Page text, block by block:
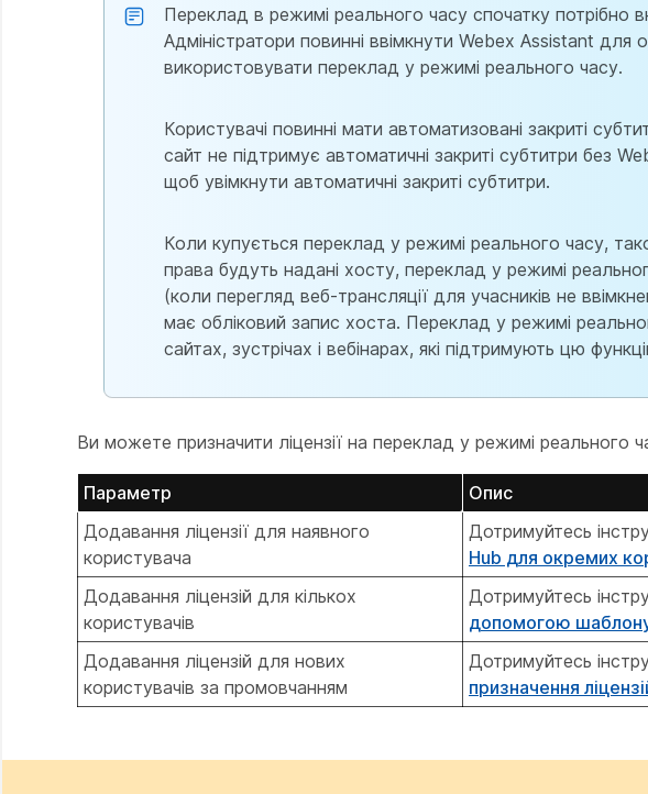
Переклад в режимі реального часу спочатку потрібно
Адміністратори повинні ввімкнути Webex Assistant для
використовувати переклад у режимі реального часу.
Користувачі повинні мати автоматизовані закриті
сайт не підтримує автоматичні закриті субтитри без
щоб увімкнути автоматичні закриті субтитри.
Коли купується переклад у режимі реального часу,
права будуть надані хосту, переклад у режимі
(коли перегляд веб-трансляції для учасників не
має обліковий запис хоста. Переклад у режимі
сайтах, зустрічах і вебінарах, які підтримують цю
Ви можете призначити ліцензії на переклад у режимі реального
Параметр
Опис
Додавання ліцензії для наявного
користувача
Дотримуйтесь
Hub для окремих
Додавання ліцензій для кількох
користувачів
Дотримуйтесь
допомогою
Додавання ліцензій для нових
користувачів за промовчанням
Дотримуйтесь
призначення